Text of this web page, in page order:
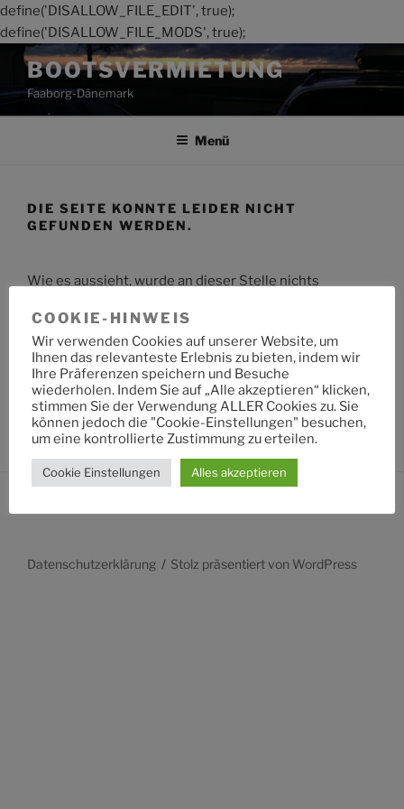
define('DISALLOW_FILE_EDIT', true);
define('DISALLOW_FILE_MODS', true);
Zum
Inhalt
springen
BOOTSVERMIETUNG
Faaborg-Dänemark
Menü
DIE SEITE KONNTE LEIDER NICHT
GEFUNDEN WERDEN.
Wie es aussieht, wurde an dieser Stelle nichts
Suche
nach:
Datenschutzerklärung Stolz präsentiert von WordPress
COOKIE-HINWEIS
Wir verwenden Cookies auf unserer Website, um
Ihnen das relevanteste Erlebnis zu bieten, indem wir
Ihre Präferenzen speichern und Besuche
wiederholen. Indem Sie auf „Alle akzeptieren“ klicken,
stimmen Sie der Verwendung ALLER Cookies zu. Sie
können jedoch die "Cookie-Einstellungen" besuchen,
um eine kontrollierte Zustimmung zu erteilen.
Cookie Einstellungen Alles akzeptieren